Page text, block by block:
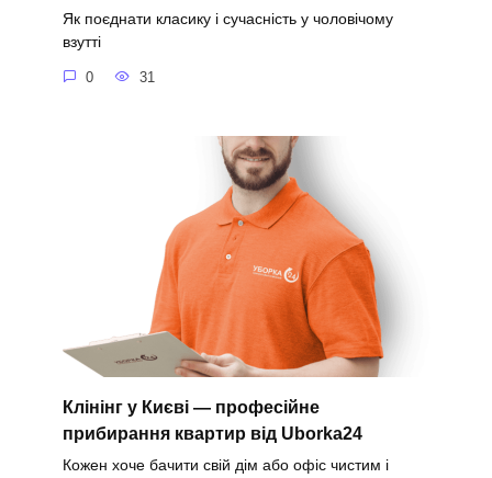
Як поєднати класику і сучасність у чоловічому
взутті
0 31
Клінінг у Києві — професійне
прибирання квартир від Uborka24
Кожен хоче бачити свій дім або офіс чистим і